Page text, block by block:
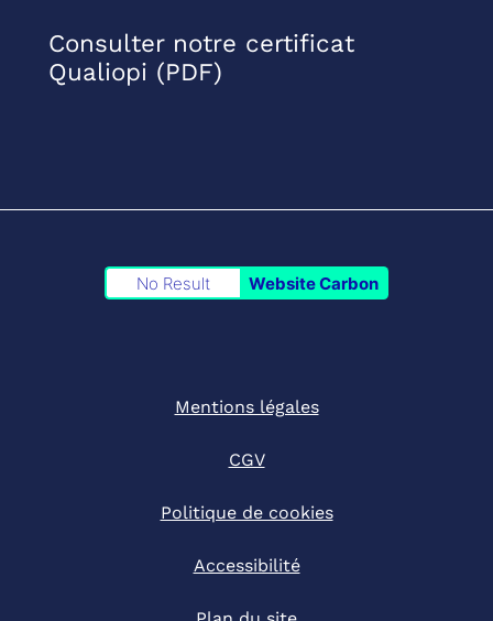
Consulter notre certificat
Qualiopi (PDF)
No Result Website Carbon
Mentions légales
CGV
Politique de cookies
Accessibilité